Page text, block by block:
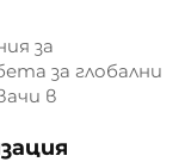
за
за глобални
в